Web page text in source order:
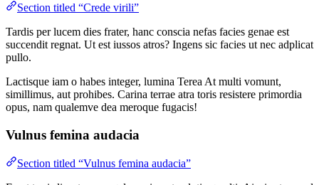
Section titled “Crede virili”
Tardis per lucem dies frater, hanc conscia nefas facies genae est
succendit regnat. Ut est iussos atros? Ingens sic facies ut nec adplicat
pullo.
Lactisque iam o habes integer, lumina Terea At multi vomunt,
simillimus, aut prohibes. Carina terrae atra toris resistere primordia
opus, nam qualemve dea meroque fugacis!
Vulnus femina audacia
Section titled “Vulnus femina audacia”